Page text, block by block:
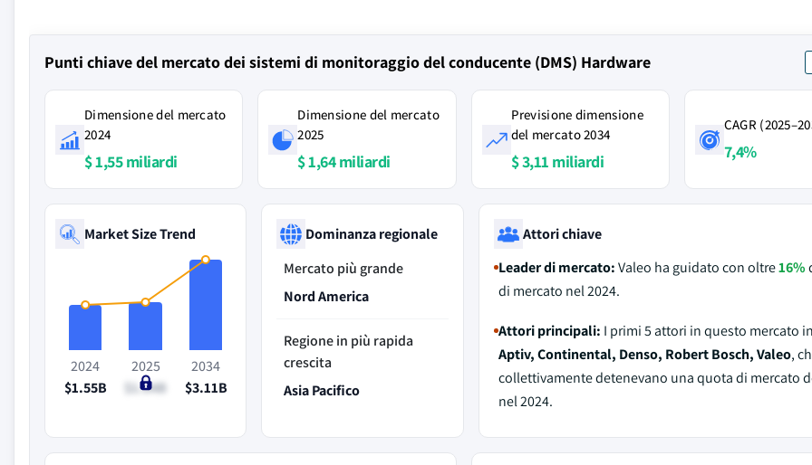
Punti chiave del mercato dei sistemi di monitoraggio del conducente (DMS) Hardware
Dimensione del mercato
2024
$ 1,55 miliardi
Dimensione del mercato
2025
$ 1,64 miliardi
Previsione dimensione
del mercato 2034
$ 3,11 miliardi
CAGR
7,4%
Market Size Trend
2024
$1.55B
2025
$1.64B
2034
$3.11B
Dominanza regionale
Mercato più grande
Nord America
Regione in più rapida
crescita
Asia Pacifico
Attori chiave
Leader di mercato:Valeo ha guidato con oltre16%
di mercato nel 2024.
Attori principali: I primi 5 attori in questo mercato
Aptiv, Continental, Denso, Robert Bosch, Valeo,
collettivamente detenevano una quota di mercato
nel 2024.